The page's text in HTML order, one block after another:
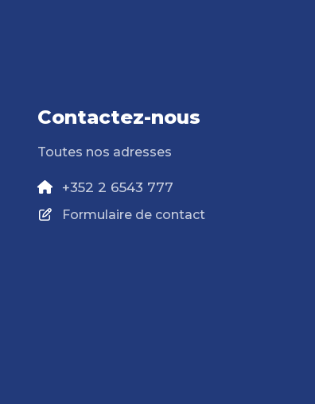
Contactez-nous
Toutes nos adresses
+352 2 6543 777
Formulaire de contact